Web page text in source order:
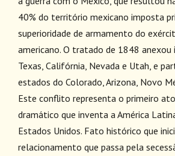
40% do território mexicano imposta
superioridade de armamento do
americano. O tratado de 1848
Texas, Califórnia, Nevada e Utah, e
estados do Colorado, Arizona, Novo
Este conflito representa o primeiro
dramático que inventa a América
Estados Unidos. Fato histórico que
relacionamento que passa pela